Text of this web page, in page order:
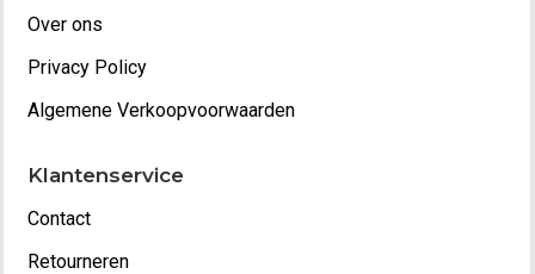
Over ons
Privacy Policy
Algemene Verkoopvoorwaarden
Klantenservice
Contact
Retourneren